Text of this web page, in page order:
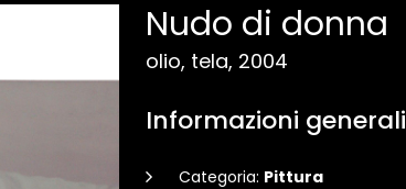
Nudo di donna
olio, tela, 2004
Informazioni generali
Categoria: Pittura